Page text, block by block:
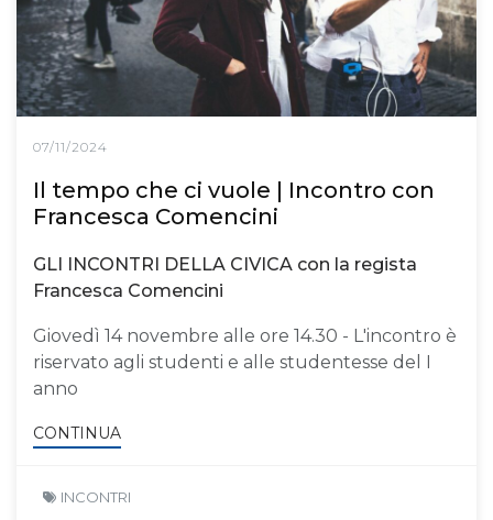
07/11/2024
Il tempo che ci vuole | Incontro con
Francesca Comencini
GLI INCONTRI DELLA CIVICA con la regista
Francesca Comencini
Giovedì 14 novembre alle ore 14.30 - L'incontro è
riservato agli studenti e alle studentesse del I
anno
CONTINUA
INCONTRI